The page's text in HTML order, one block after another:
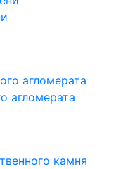
агломерата